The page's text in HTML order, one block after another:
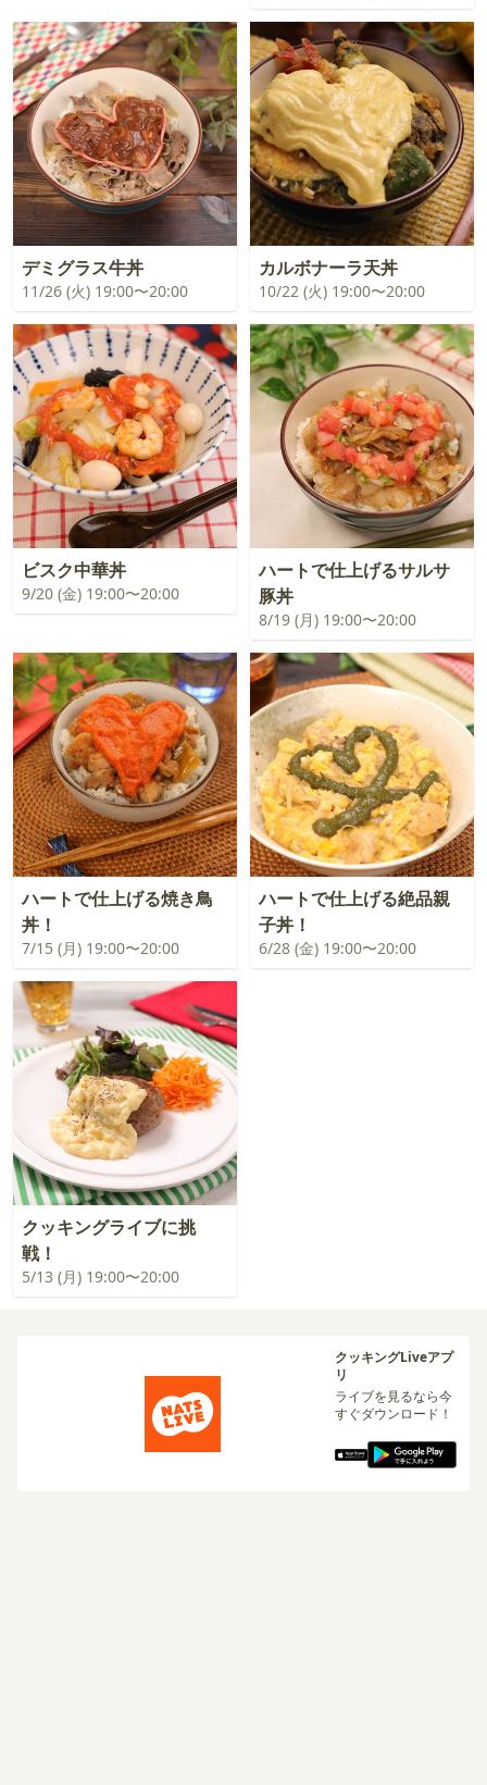
デミグラス牛丼
11/26 (火) 19:00〜20:00
カルボナーラ天丼
10/22 (火) 19:00〜20:00
ビスク中華丼
9/20 (金) 19:00〜20:00
ハートで仕上げるサルサ
豚丼
8/19 (月) 19:00〜20:00
ハートで仕上げる焼き鳥
丼！
7/15 (月) 19:00〜20:00
ハートで仕上げる絶品親
子丼！
6/28 (金) 19:00〜20:00
クッキングライブに挑
戦！
5/13 (月) 19:00〜20:00
クッキングLiveアプ
リ
ライブを見るなら今
すぐダウンロード！